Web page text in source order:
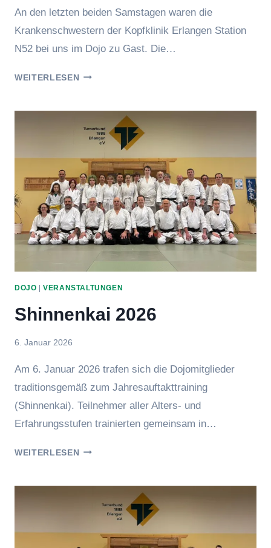
An den letzten beiden Samstagen waren die
Krankenschwestern der Kopfklinik Erlangen Station
N52 bei uns im Dojo zu Gast. Die…
WEITERLESENSONDERTRAINING
DOJO |VERANSTALTUNGEN
Shinnenkai 2026
Von
6. Januar 2026
Am 6. Januar 2026 trafen sich die Dojomitglieder
traditionsgemäß zum Jahresauftakttraining
(Shinnenkai). Teilnehmer aller Alters- und
Erfahrungsstufen trainierten gemeinsam in…
WEITERLESENSHINNENKAI